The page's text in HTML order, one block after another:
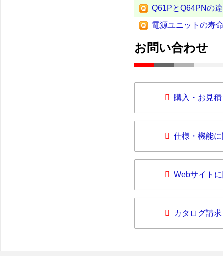
Q61PとQ64PNの
電源ユニットの寿
お問い合わせ
購入・お見
仕様・機能
Webサイト
カタログ請求